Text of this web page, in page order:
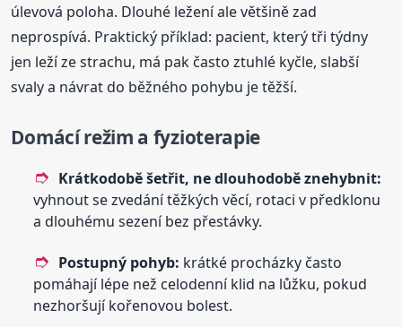
úlevová poloha. Dlouhé ležení ale většině zad
neprospívá. Praktický příklad: pacient, který tři týdny
jen leží ze strachu, má pak často ztuhlé kyčle, slabší
svaly a návrat do běžného pohybu je těžší.
Domácí režim a fyzioterapie
Krátkodobě šetřit, ne dlouhodobě znehybnit:
vyhnout se zvedání těžkých věcí, rotaci v předklonu
a dlouhému sezení bez přestávky.
Postupný pohyb: krátké procházky často
pomáhají lépe než celodenní klid na lůžku, pokud
nezhoršují kořenovou bolest.